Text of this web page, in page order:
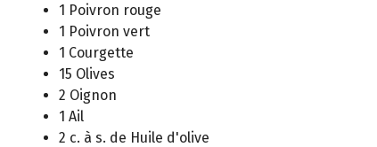
1 Poivron rouge
1 Poivron vert
1 Courgette
15 Olives
2 Oignon
1 Ail
2 c. à s. de Huile d'olive